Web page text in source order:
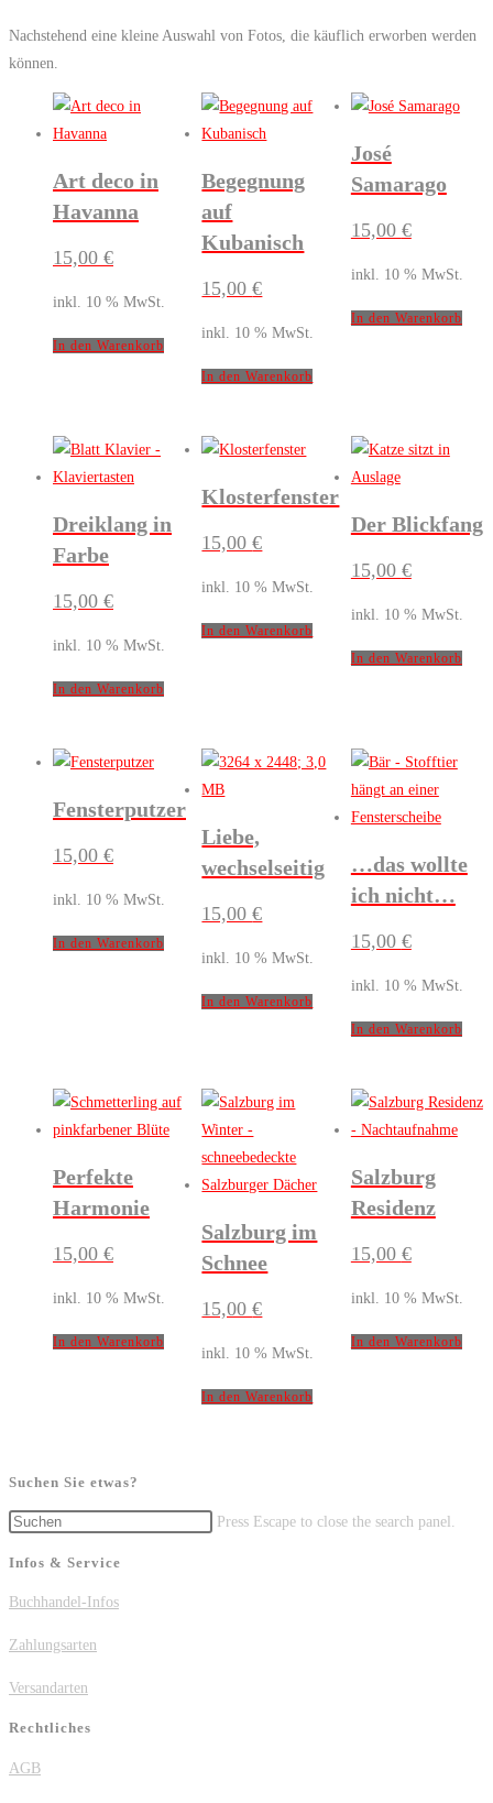
Nachstehend eine kleine Auswahl von Fotos, die käuflich erworben werden
können.
Art deco in
Havanna
15,00 €
inkl. 10 % MwSt.
In den Warenkorb
Begegnung
auf
Kubanisch
15,00€
inkl. 10 % MwSt.
In den Warenkorb
José
Samarago
15,00 €
inkl. 10 % MwSt.
In den Warenkorb
Dreiklang in
Farbe
15,00 €
inkl. 10 % MwSt.
In den Warenkorb
Klosterfenster
15,00€
inkl. 10 % MwSt.
In den Warenkorb
Der Blickfang
15,00 €
inkl. 10 % MwSt.
In den Warenkorb
Fensterputzer
15,00 €
inkl. 10 % MwSt.
In den Warenkorb
Liebe,
wechselseitig
15,00€
inkl. 10 % MwSt.
In den Warenkorb
…das wollte
ich nicht…
15,00 €
inkl. 10 % MwSt.
In den Warenkorb
Perfekte
Harmonie
15,00 €
inkl. 10 % MwSt.
In den Warenkorb
Salzburg im
Schnee
15,00€
inkl. 10 % MwSt.
In den Warenkorb
Salzburg
Residenz
15,00 €
inkl. 10 % MwSt.
In den Warenkorb
Suchen Sie etwas?
Press Escape to close the search panel.
Infos & Service
Buchhandel-Infos
Zahlungsarten
Versandarten
Rechtliches
AGB